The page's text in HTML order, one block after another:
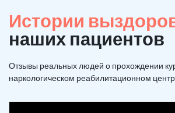
Истории
наших пациентов
Отзывы реальных людей о прохождении
наркологическом реабилитационном